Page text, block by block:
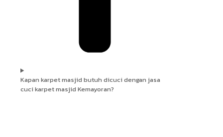
Kapan karpet masjid butuh dicuci dengan jasa
cuci karpet masjid Kemayoran?